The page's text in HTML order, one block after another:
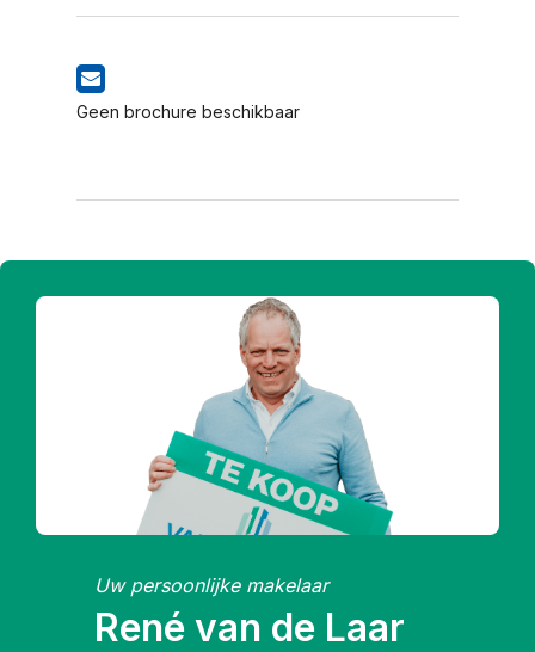
Geen brochure beschikbaar
Uw persoonlijke makelaar
René van de Laar